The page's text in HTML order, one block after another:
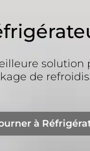
solution
de
à